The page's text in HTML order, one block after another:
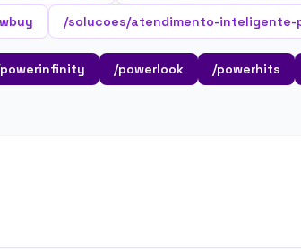
/solucoes/atendimento-inteligente-
/powerlook /powerhits